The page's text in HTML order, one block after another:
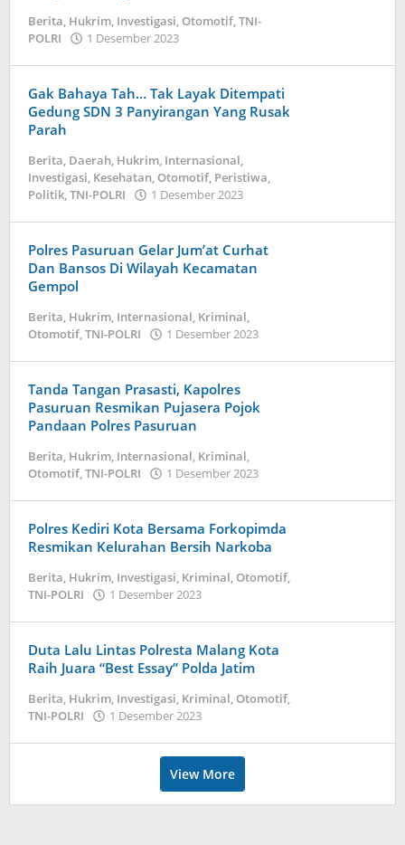
Berita, Hukrim, Investigasi, Otomotif,TNI-
POLRI
1 Desember 2023
Gak Bahaya Tah… Tak Layak Ditempati
Gedung SDN 3 Panyirangan Yang Rusak
Parah
Berita, Daerah, Hukrim, Internasional,
Investigasi, Kesehatan, Otomotif, Peristiwa,
Politik,TNI-POLRI 1 Desember 2023
Polres Pasuruan Gelar Jum’at Curhat
Dan Bansos Di Wilayah Kecamatan
Gempol
Berita, Hukrim, Internasional, Kriminal,
Otomotif,TNI-POLRI 1 Desember 2023
Tanda Tangan Prasasti, Kapolres
Pasuruan Resmikan Pujasera Pojok
Pandaan Polres Pasuruan
Berita, Hukrim, Internasional, Kriminal,
Otomotif,TNI-POLRI 1 Desember 2023
Polres Kediri Kota Bersama Forkopimda
Resmikan Kelurahan Bersih Narkoba
Berita, Hukrim, Investigasi, Kriminal, Otomotif,
TNI-POLRI
1 Desember 2023
Duta Lalu Lintas Polresta Malang Kota
Raih Juara “Best Essay” Polda Jatim
Berita, Hukrim, Investigasi, Kriminal, Otomotif,
TNI-POLRI
1 Desember 2023
View More